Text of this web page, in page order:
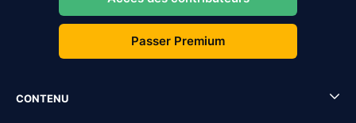
Passer Premium
CONTENU